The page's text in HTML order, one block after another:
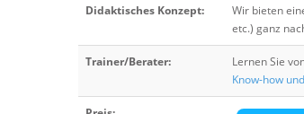
Didaktisches Konzept: Wir bieten
etc.) ganz
Trainer/Berater: Lernen Sie
Know-how